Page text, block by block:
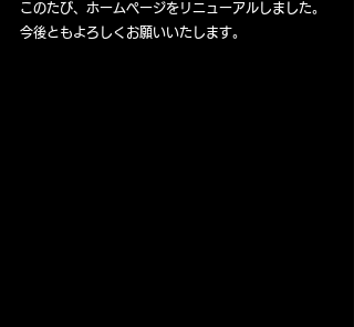
このたび、ホームページをリニューアルしました。
今後ともよろしくお願いいたします。